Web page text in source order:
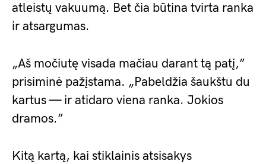
atleistų vakuumą. Bet čia būtina tvirta ranka
ir atsargumas.
„Aš močiutę visada mačiau darant tą patį,”
prisiminė pažįstama. „Pabeldžia šaukštu du
kartus — ir atidaro viena ranka. Jokios
dramos.”
Kitą kartą, kai stiklainis atsisakys